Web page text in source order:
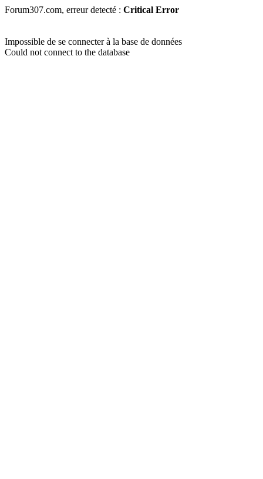
Forum307.com, erreur detecté : Critical Error
Impossible de se connecter à la base de données
Could not connect to the database